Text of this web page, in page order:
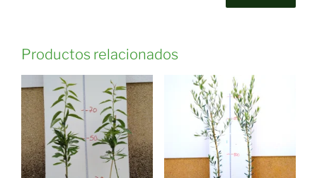
Productos relacionados